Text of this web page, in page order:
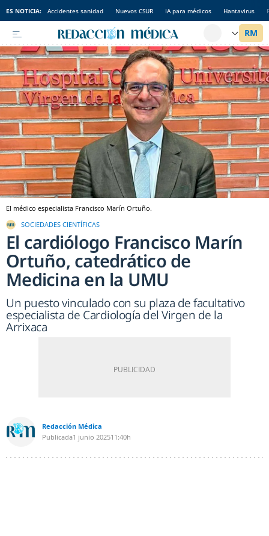
ES NOTICIA: Accidentes sanidad Nuevos CSUR IA para médicos Hantavirus
El médico especialista Francisco Marín Ortuño.
SOCIEDADES CIENTÍFICAS
El cardiólogo Francisco Marín
Ortuño, catedrático de
Medicina en la UMU
Un puesto vinculado con su plaza de facultativo
especialista de Cardiología del Virgen de la
Arrixaca
Redacción Médica
Publicada1 junio 202511:40h